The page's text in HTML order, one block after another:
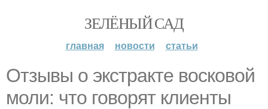
ЗЕЛЁНЫЙ САД
главная новости статьи
Отзывы о экстракте восковой
моли: что говорят клиенты